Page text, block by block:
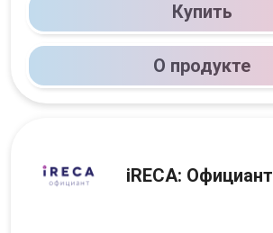
Купить
О продукте
iRECA: Официант